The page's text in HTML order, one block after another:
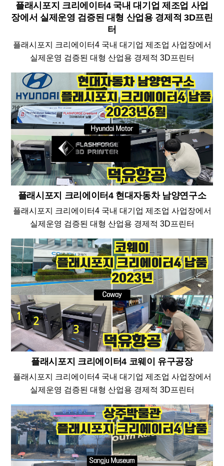
플래시포지 크리에이터4 국내 대기업 제조업 사업
장에서 실제운영 검증된 대형 산업용 경제적 3D프린
터
플래시포지 크리에이터4 국내 대기업 제조업 사업장에서
실제운영 검증된 대형 산업용 경제적 3D프린터
플래시포지 크리에이터4 현대자동차 남양연구소
플래시포지 크리에이터4 국내 대기업 제조업 사업장에서
실제운영 검증된 대형 산업용 경제적 3D프린터
플래시포지 크리에이터4 코웨이 유구공장
플래시포지 크리에이터4 국내 대기업 제조업 사업장에서
실제운영 검증된 대형 산업용 경제적 3D프린터